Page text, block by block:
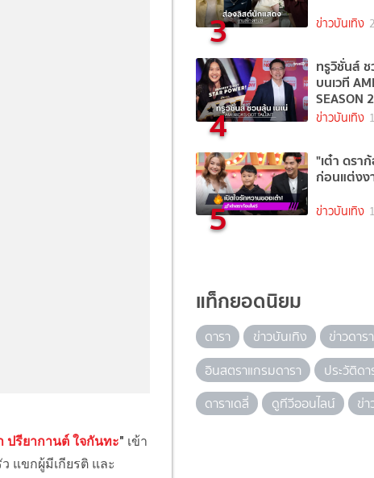
ปรียากานต์ ใจกันทะ" เข้า
แขกผู้มีเกียรติ และ
3 ข่าวบันเทิง
4
ทรูวิชั่นส์
บนเวที
SEASON
ข่าวบันเทิง
5
"เต๋า ดรา
ก่อนแต่งง
ข่าวบันเทิง
แท็กยอดนิยม
ดารา ข่าวบันเทิง ข่าวดารา
อินสตราแกรมดารา
ประวัติดา
ดาราเดลี่
ดูทีวีออนไลน์ ข่